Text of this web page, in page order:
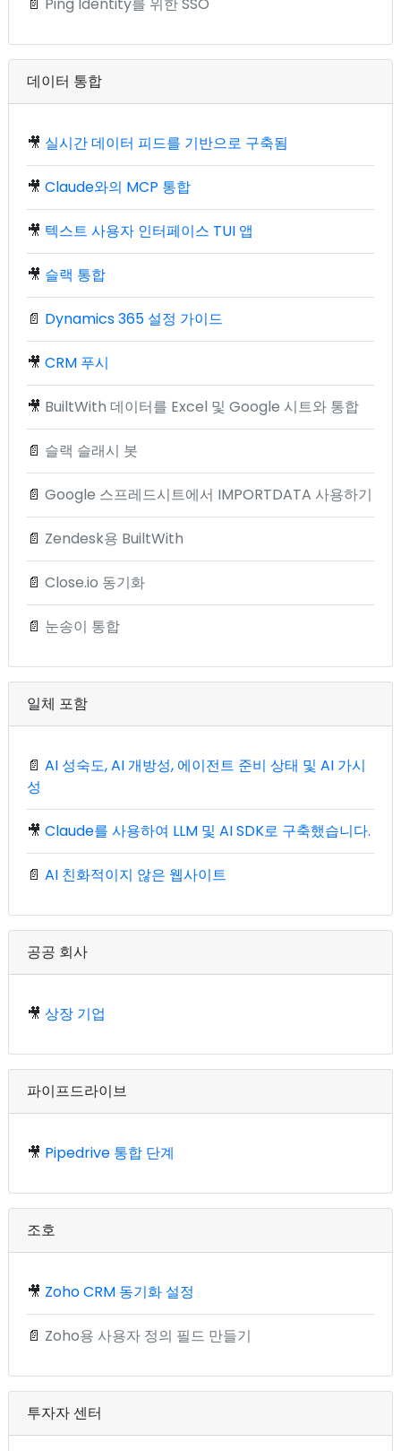
📄 Ping Identity를 위한 SSO
데이터 통합
🎥 실시간 데이터 피드를 기반으로 구축됨
🎥 Claude와의 MCP 통합
🎥 텍스트 사용자 인터페이스 TUI 앱
🎥 슬랙 통합
📄 Dynamics 365 설정 가이드
🎥 CRM 푸시
🎥 BuiltWith 데이터를 Excel 및 Google 시트와 통합
📄 슬랙 슬래시 봇
📄 Google 스프레드시트에서 IMPORTDATA 사용하기
📄 Zendesk용 BuiltWith
📄 Close.io 동기화
📄 눈송이 통합
일체 포함
📄 AI 성숙도, AI 개방성, 에이전트 준비 상태 및 AI 가시
성
🎥 Claude를 사용하여 LLM 및 AI SDK로 구축했습니다.
📄 AI 친화적이지 않은 웹사이트
공공 회사
🎥 상장 기업
파이프드라이브
🎥 Pipedrive 통합 단계
조호
🎥 Zoho CRM 동기화 설정
📄 Zoho용 사용자 정의 필드 만들기
투자자 센터